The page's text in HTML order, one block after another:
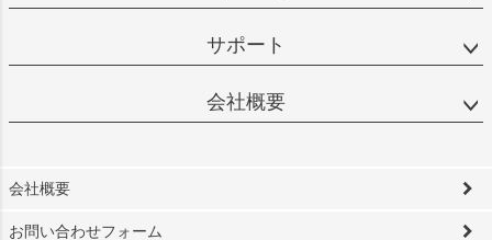
サポート
会社概要
会社概要
お問い合わせフォーム